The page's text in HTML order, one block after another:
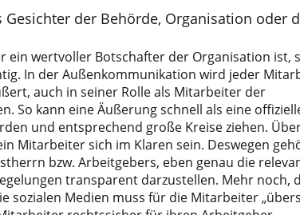
der Behörde, Organisation oder
ein wertvoller Botschafter der Organisation ist,
In der Außenkommunikation wird jeder
auch in seiner Rolle als Mitarbeiter der
So kann eine Äußerung schnell als eine
und entsprechend große Kreise ziehen.
Mitarbeiter sich im Klaren sein. Deswegen
bzw. Arbeitgebers, eben genau die
transparent darzustellen. Mehr noch,
sozialen Medien muss für die Mitarbeiter